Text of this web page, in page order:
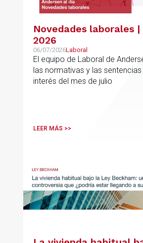
Novedades laborales
2026
06/07/2026Laboral
El equipo de Laboral de
las normativas y las
interés del mes de julio
LEER MÁS >>